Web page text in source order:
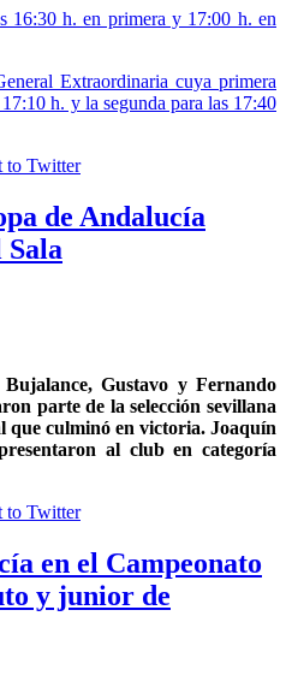
16:30 h. en primera y 17:00 h. en
Extraordinaria cuya primera
h. y la segunda para las 17:40
de Andalucía
Gustavo y Fernando
parte de la selección sevillana
que culminó en victoria. Joaquín
al club en categoría
en el Campeonato
y junior de